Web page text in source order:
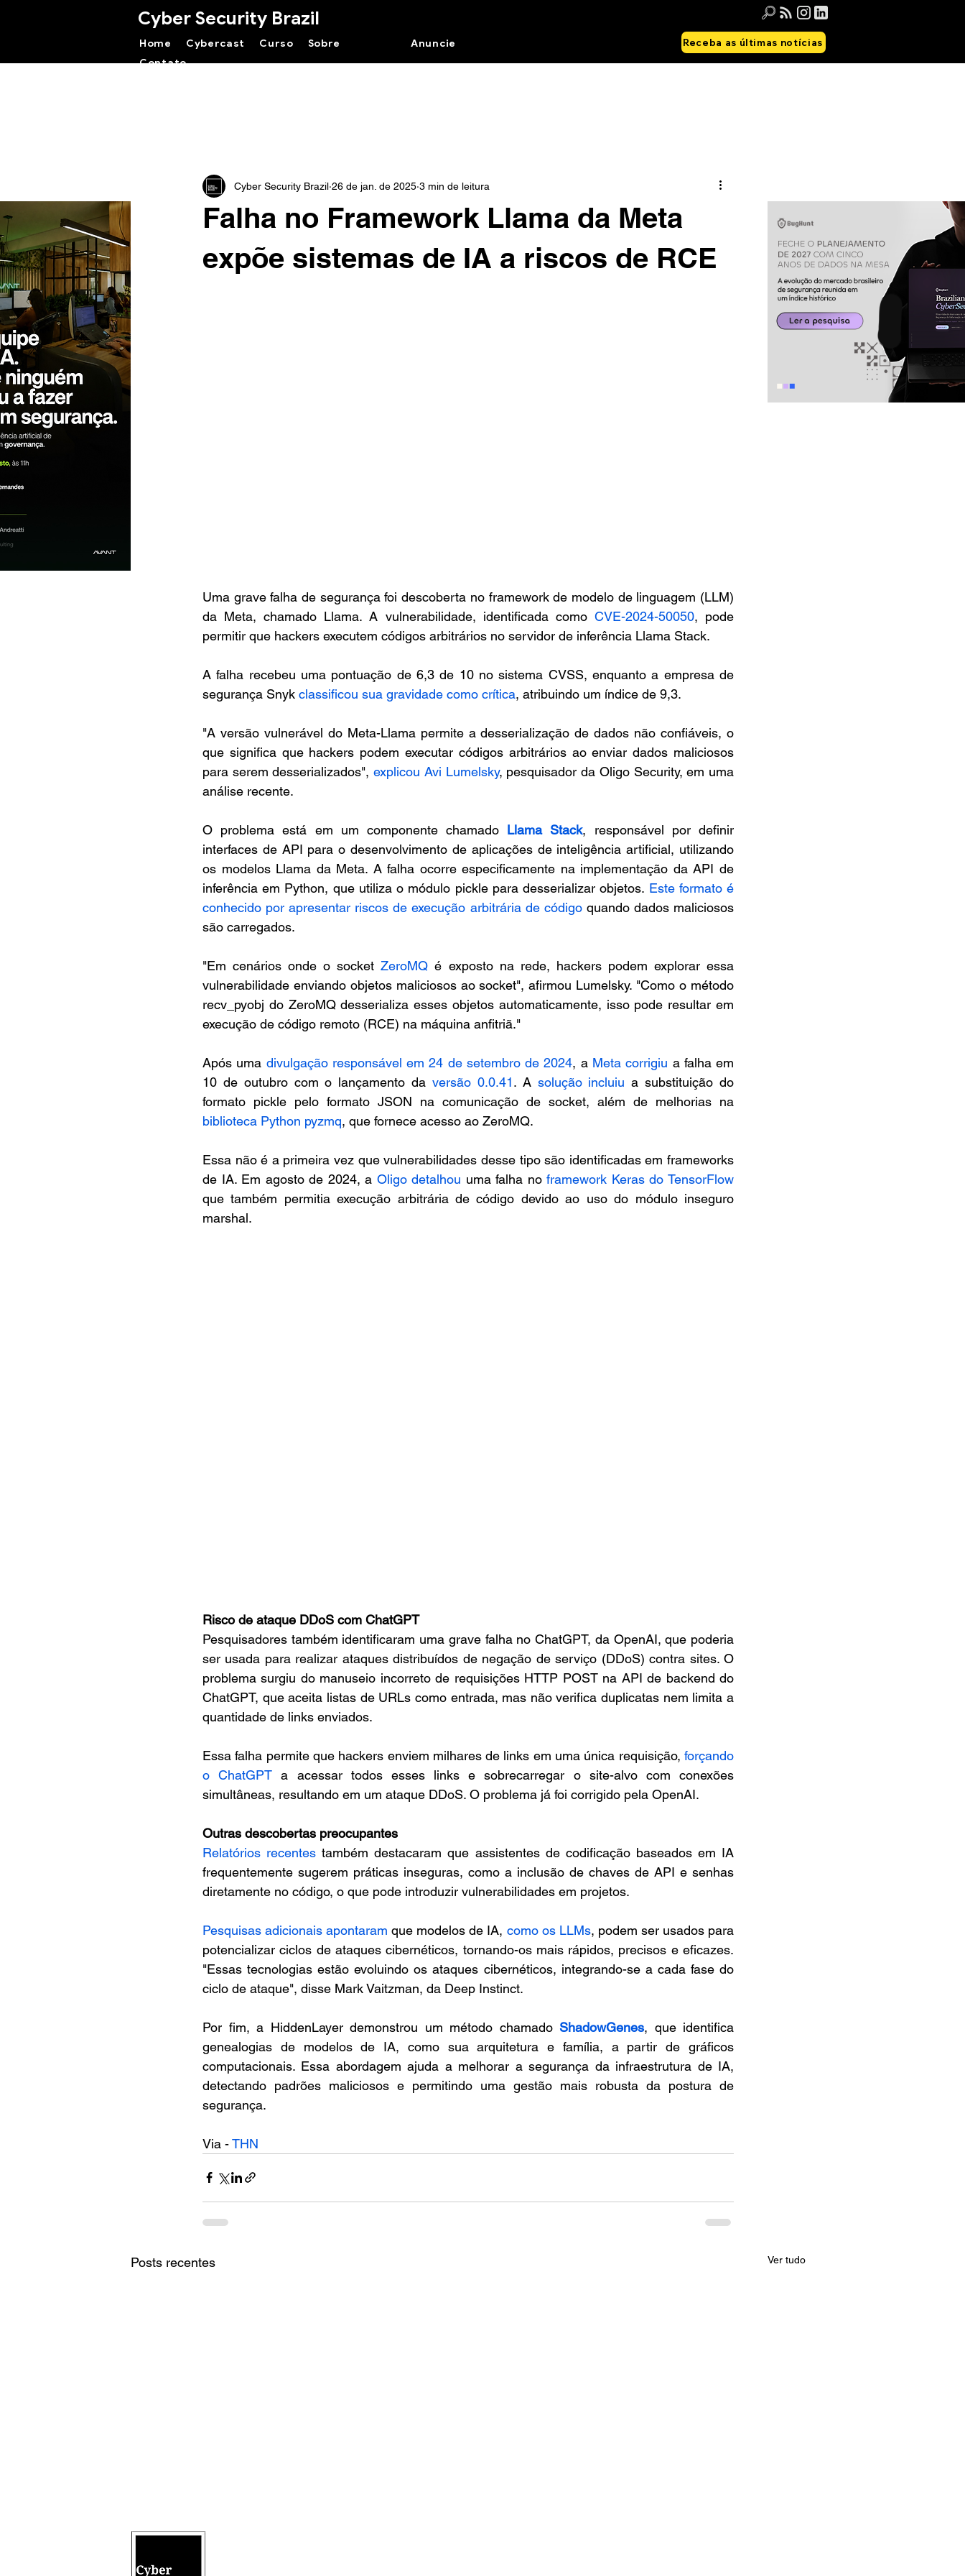
Cyber Security Brazil
Receba as últimas notícias
Anuncie
Home Cybercast Curso
Sobre
Contato
Falha no Framework Llama da Meta
expõe sistemas de IA a riscos de RCE
Cyber Security Brazil 26 de jan. de 2025 3 min de leitura
Uma grave falha de segurança foi descoberta no framework de modelo de linguagem (LLM)
da Meta, chamado Llama. A vulnerabilidade, identificada como CVE-2024-50050, pode
permitir que hackers executem códigos arbitrários no servidor de inferência Llama Stack.
A falha recebeu uma pontuação de 6,3 de 10 no sistema CVSS, enquanto a empresa de
segurança Snyk classificou sua gravidade como crítica, atribuindo um índice de 9,3.
"A versão vulnerável do Meta-Llama permite a desserialização de dados não confiáveis, o
que significa que hackers podem executar códigos arbitrários ao enviar dados maliciosos
para serem desserializados", explicou Avi Lumelsky, pesquisador da Oligo Security, em uma
análise recente.
O problema está em um componente chamado Llama Stack, responsável por definir
interfaces de API para o desenvolvimento de aplicações de inteligência artificial, utilizando
os modelos Llama da Meta. A falha ocorre especificamente na implementação da API de
inferência em Python, que utiliza o módulo pickle para desserializar objetos. Este formato é
conhecido por apresentar riscos de execução arbitrária de código quando dados maliciosos
são carregados.
"Em cenários onde o socket ZeroMQ é exposto na rede, hackers podem explorar essa
vulnerabilidade enviando objetos maliciosos ao socket", afirmou Lumelsky. "Como o método
recv_pyobj do ZeroMQ desserializa esses objetos automaticamente, isso pode resultar em
execução de código remoto (RCE) na máquina anfitriã."
Após uma divulgação responsável em 24 de setembro de 2024, a Meta corrigiu a falha em
10 de outubro com o lançamento da versão 0.0.41. A solução incluiu a substituição do
biblioteca Python pyzmq, que fornece acesso ao ZeroMQ.
Essa não é a primeira vez que vulnerabilidades desse tipo são identificadas em frameworks
de IA. Em agosto de 2024, a Oligo detalhou uma falha no framework Keras do TensorFlow
que também permitia execução arbitrária de código devido ao uso do módulo inseguro
marshal.
Risco de ataque DDoS com ChatGPT
Pesquisadores também identificaram uma grave falha no ChatGPT, da OpenAI, que poderia
ser usada para realizar ataques distribuídos de negação de serviço (DDoS) contra sites. O
problema surgiu do manuseio incorreto de requisições HTTP POST na API de backend do
ChatGPT, que aceita listas de URLs como entrada, mas não verifica duplicatas nem limita a
quantidade de links enviados.
Essa falha permite que hackers enviem milhares de links em uma única requisição, forçando
o ChatGPT a acessar todos esses links e sobrecarregar o site-alvo com conexões
simultâneas, resultando em um ataque DDoS. O problema já foi corrigido pela OpenAI.
Outras descobertas preocupantes
Relatórios recentes também destacaram que assistentes de codificação baseados em IA
frequentemente sugerem práticas inseguras, como a inclusão de chaves de API e senhas
diretamente no código, o que pode introduzir vulnerabilidades em projetos.
Pesquisas adicionais apontaram que modelos de IA, como os LLMs, podem ser usados para
potencializar ciclos de ataques cibernéticos, tornando-os mais rápidos, precisos e eficazes.
"Essas tecnologias estão evoluindo os ataques cibernéticos, integrando-se a cada fase do
ciclo de ataque", disse Mark Vaitzman, da Deep Instinct.
Por fim, a HiddenLayer demonstrou um método chamado ShadowGenes, que identifica
genealogias de modelos de IA, como sua arquitetura e família, a partir de gráficos
computacionais. Essa abordagem ajuda a melhorar a segurança da infraestrutura de IA,
detectando padrões maliciosos e permitindo uma gestão mais robusta da postura de
segurança.
Via - THN
Posts recentes Ver tudo